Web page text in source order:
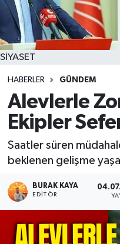
SİYASET
HABERLER GÜNDEM
Alevlerle
Ekipler
Saatler süren
beklenen gelişme
BURAK KAYA
EDITÖR